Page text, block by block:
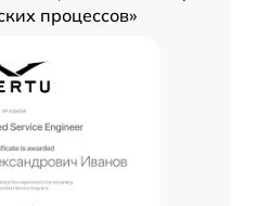
процессов»